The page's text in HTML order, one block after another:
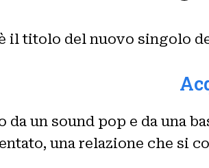
il titolo del nuovo singolo
da un sound pop e da una
una relazione che si